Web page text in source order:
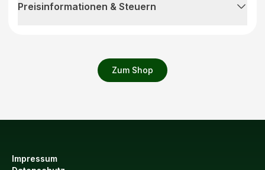
Zum Shop
Preisinformationen & Steuern
Impressum